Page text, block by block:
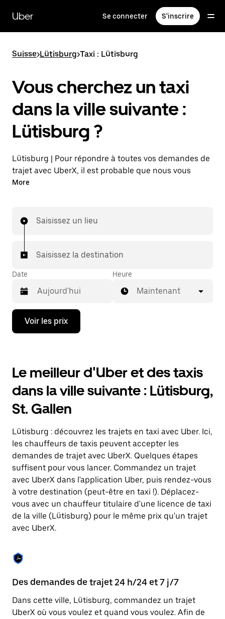
contenu
principal
Uber Se connecter S'inscrire
Suisse>Lütisburg>Taxi : Lütisburg
Vous cherchez un taxi
dans la ville suivante :
Lütisburg ?
Lütisburg | Pour répondre à toutes vos demandes de
trajet avec UberX, il est probable que nous vous
mettions en relation avec un chauffeur de taxi. Si tel
et 7 j/7), comme avec UberX, et pourrez rejoindre
Dans certaines villes de Suisse, pour vous assurer de
pouvez le demander dans l'application.
More
Saisissez un lieu
Saisissez la destination
Date
Appuyez
la
bas
pour
ouvrir
le
calendrier
et
une
date.
Appuyez
sur
la
touche
Échap
pour
fermer
le
calendrier.
Heure
Maintenant
Voir les prix
Le meilleur d'Uber et des taxis
dans la ville suivante : Lütisburg,
St. Gallen
Lütisburg : découvrez les trajets en taxi avec Uber. Ici,
les chauffeurs de taxis peuvent accepter les
demandes de trajet avec UberX. Quelques étapes
suffisent pour vous lancer. Commandez un trajet
avec UberX dans l'application Uber, puis rendez-vous
à votre destination (peut-être en taxi !). Déplacez-
vous avec un chauffeur titulaire d'une licence de taxi
de la ville (Lütisburg) pour le même prix qu'un trajet
avec UberX.
Des demandes de trajet 24 h/24 et 7 j/7
Dans cette ville, Lütisburg, commandez un trajet
UberX où vous voulez et quand vous voulez. Afin de